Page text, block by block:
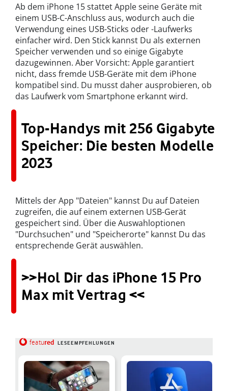
Ab dem iPhone 15 stattet Apple seine Geräte mit
einem USB-C-Anschluss aus, wodurch auch die
Verwendung eines USB-Sticks oder -Laufwerks
einfacher wird. Den Stick kannst Du als externen
Speicher verwenden und so einige Gigabyte
dazugewinnen. Aber Vorsicht: Apple garantiert
nicht, dass fremde USB-Geräte mit dem iPhone
kompatibel sind. Du musst daher ausprobieren, ob
das Laufwerk vom Smartphone erkannt wird.
Top-Handys mit 256 Gigabyte
Speicher: Die besten Modelle
2023
Mittels der App "Dateien" kannst Du auf Dateien
zugreifen, die auf einem externen USB-Gerät
gespeichert sind. Über die Auswahloptionen
"Durchsuchen" und "Speicherorte" kannst Du das
entsprechende Gerät auswählen.
>>Hol Dir das iPhone 15 Pro
Max mit Vertrag <<
featured LESEEMPFEHLUNGEN